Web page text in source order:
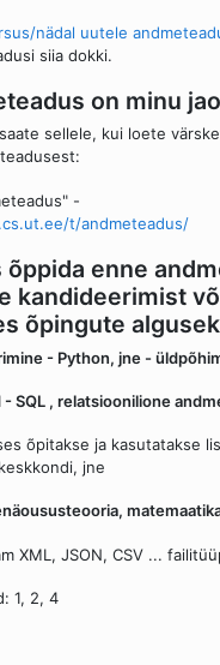
nädal uutele
siia dokki.
on minu
sellele, kui loete
-
t/andmeteadus/
õppida enne
kandideerimist
õpingute
- Python, jne -
- SQL , relatsioonilione
õpitakse ja kasutatakse
jne
XML, JSON, CSV ...
1, 2, 4